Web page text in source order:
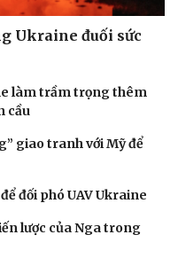
Ukraine đuối sức
làm trầm trọng thêm
cầu
giao tranh với Mỹ để
đối phó UAV Ukraine
lược của Nga trong